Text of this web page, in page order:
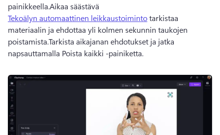
painikkeella.Aikaa säästävä
Tekoälyn automaattinen leikkaustoiminto tarkistaa
materiaalin ja ehdottaa yli kolmen sekunnin taukojen
poistamista.Tarkista aikajanan ehdotukset ja jatka
napsauttamalla Poista kaikki -painiketta.